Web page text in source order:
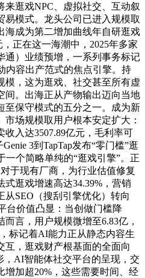
来逛戏NPC、虚拟社交、互动叙
易模式。龙头公司已进入规模取
海成为第二增加曲线年自研逛戏
正在这一海潮中，2025年多家
通）业绩预增，一系列事务标记
内容出产范式的焦点引擎。持
模，这为逛戏、社交甚至所有虚
间。出海正从产物输出迈向当地
至保守模式的五分之一。成为新
场规模取用户根本安定扩大：
收入达3507.89亿元，毛利率可
3到TapTap发布“零门槛”逛
个简略单纯的“逛戏引擎”。正
于现有厂商，为行业估值修复
逛戏增速高达34.39%，营销
SEO（搜刮引擎优化）转向
台价值凸显：当创做门槛降
言，用户规模微增至6.83亿，
标记着AI能力正从静态内容生
互，逛戏财产根基面的全面向
，AI智能体社交平台的呈现，交
加超20%，这些需要时间、经